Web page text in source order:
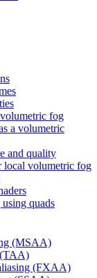
fog
a volumetric
and quality
local volumetric fog
quads
(MSAA)
(TAA)
(FXAA)